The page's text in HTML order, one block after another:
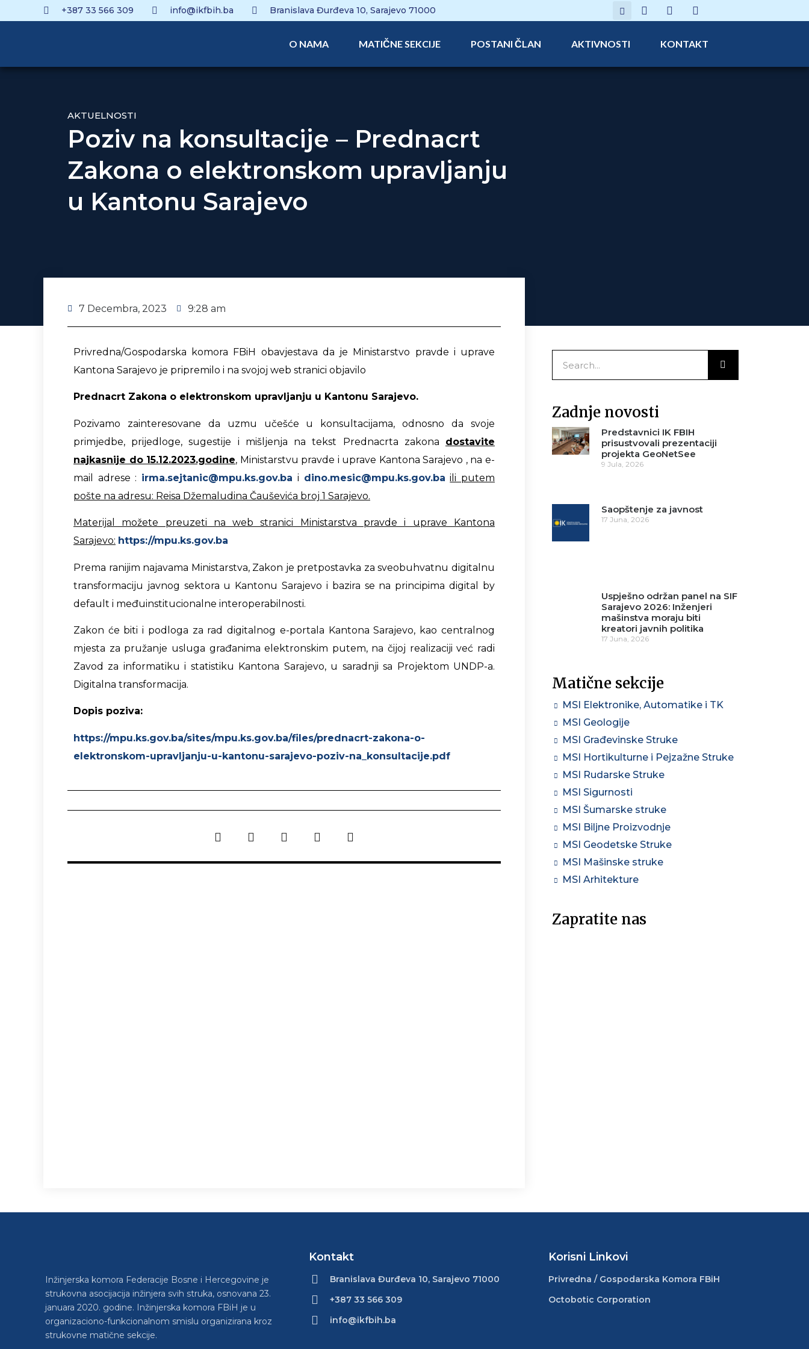
+387 33 566 309 info@ikfbih.ba Branislava Đurđeva 10, Sarajevo 71000
O NAMA MATIČNE SEKCIJE POSTANI ČLAN AKTIVNOSTI KONTAKT
AKTUELNOSTI
Poziv na konsultacije – Prednacrt
Zakona o elektronskom upravljanju
u Kantonu Sarajevo
7 Decembra, 2023 9:28 am
Privredna/Gospodarska komora FBiH obavjestava da je Ministarstvo pravde i uprave
Kantona Sarajevo je pripremilo i na svojoj web stranici objavilo
Prednacrt Zakona o elektronskom upravljanju u Kantonu Sarajevo.
Pozivamo zainteresovane da uzmu učešće u konsultacijama, odnosno da svoje
primjedbe, prijedloge, sugestije i mišljenja na tekst Prednacrta zakona dostavite
najkasnije do 15.12.2023.godine, Ministarstvu pravde i uprave Kantona Sarajevo , na e-
mail adrese : irma.sejtanic@mpu.ks.gov.ba i dino.mesic@mpu.ks.gov.ba ili putem
pošte na adresu: Reisa Džemaludina Čauševića broj 1 Sarajevo.
Materijal možete preuzeti na web stranici Ministarstva pravde i uprave Kantona
Sarajevo: https://mpu.ks.gov.ba
Prema ranijim najavama Ministarstva, Zakon je pretpostavka za sveobuhvatnu digitalnu
transformaciju javnog sektora u Kantonu Sarajevo i bazira se na principima digital by
default i međuinstitucionalne interoperabilnosti.
Zakon će biti i podloga za rad digitalnog e-portala Kantona Sarajevo, kao centralnog
mjesta za pružanje usluga građanima elektronskim putem, na čijoj realizaciji već radi
Zavod za informatiku i statistiku Kantona Sarajevo, u saradnji sa Projektom UNDP-a.
Digitalna transformacija.
Dopis poziva:
https://mpu.ks.gov.ba/sites/mpu.ks.gov.ba/files/prednacrt-zakona-o-
elektronskom-upravljanju-u-kantonu-sarajevo-poziv-na_konsultacije.pdf
Zadnje novosti
Predstavnici IK FBIH
prisustvovali prezentaciji
projekta GeoNetSee
9 Jula, 2026
Saopštenje za javnost
17 Juna, 2026
Uspješno održan panel na SIF
Sarajevo 2026: Inženjeri
mašinstva moraju biti
kreatori javnih politika
17 Juna, 2026
Matične sekcije
MSI Elektronike, Automatike i TK
MSI Geologije
MSI Građevinske Struke
MSI Hortikulturne i Pejzažne Struke
MSI Rudarske Struke
MSI Sigurnosti
MSI Šumarske struke
MSI Biljne Proizvodnje
MSI Geodetske Struke
MSI Mašinske struke
MSI Arhitekture
Zapratite nas
Inžinjerska komora Federacije Bosne i Hercegovine je
strukovna asocijacija inžinjera svih struka, osnovana 23.
januara 2020. godine. Inžinjerska komora FBiH je u
organizaciono-funkcionalnom smislu organizirana kroz
strukovne matične sekcije.
Kontakt
Branislava Đurđeva 10, Sarajevo 71000
+387 33 566 309
info@ikfbih.ba
Korisni Linkovi
Privredna / Gospodarska Komora FBiH
Octobotic Corporation